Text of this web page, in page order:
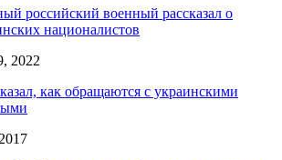
российский военный рассказал о
националистов
2022
как обращаются с украинскими